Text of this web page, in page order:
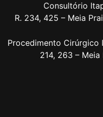
Consultório
R. 234, 425 – Meia
Procedimento Cirúrgico
214, 263 –